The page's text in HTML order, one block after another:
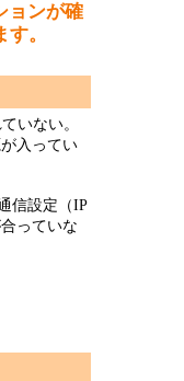
ョンが確
。
いない。
入ってい
信設定（IP
っていな